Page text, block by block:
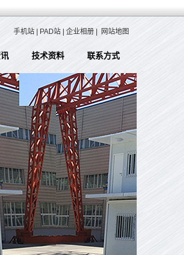
手机站 PAD站 企业相册 网站地图
技术资料 联系方式